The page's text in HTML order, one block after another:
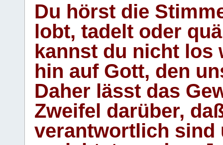
Du hörst die
lobt, tadelt oder
kannst du nicht los
hin auf Gott, den
Daher lässt das
Zweifel darüber,
verantwortlich sind